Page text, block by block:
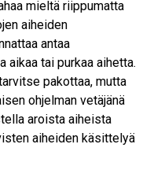
mieltä riippumatta
aiheiden
antaa
tai purkaa aihetta.
pakottaa, mutta
ohjelman vetäjänä
aroista aiheista
aiheiden käsittelyä